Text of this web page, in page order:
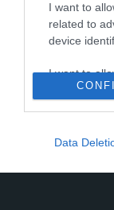
I want to
related to
device
I want to
Google for
I want to
Data